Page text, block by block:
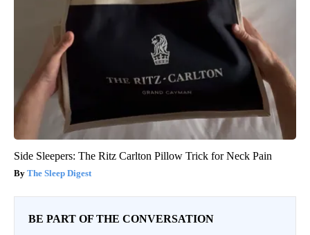
Side Sleepers: The Ritz Carlton Pillow Trick for Neck Pain
The Sleep Digest
BE PART OF THE CONVERSATION